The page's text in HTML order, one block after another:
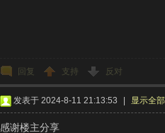
回复 支持 反对
发表于 2024-8-11 21:13:53 显示全
感谢楼主分享